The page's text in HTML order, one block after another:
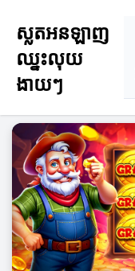
ស្លតអនឡាញ
ឈ្នះលុយ
ងាយៗ